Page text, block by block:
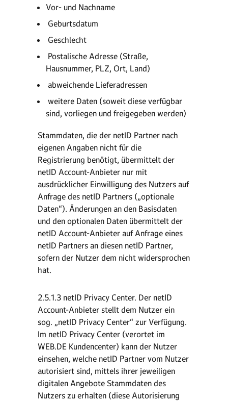
­Vor- und Nachname
­ Geburtsdatum
­ Geschlecht
­ Postalische Adresse (Straße,
Hausnummer, PLZ, Ort, Land)
­ abweichende Lieferadressen
­ weitere Daten (soweit diese verfügbar
sind, vorliegen und freigegeben werden)
Stammdaten, die der netID Partner nach
eigenen Angaben nicht für die
Registrierung benötigt, übermittelt der
netID Account-Anbieter nur mit
ausdrücklicher Einwilligung des Nutzers auf
Anfrage des netID Partners („optionale
Daten“). Änderungen an den Basisdaten
und den optionalen Daten übermittelt der
netID Account-Anbieter auf Anfrage eines
netID Partners an diesen netID Partner,
sofern der Nutzer dem nicht widersprochen
hat.
2.5.1.3 netID Privacy Center. Der netID
Account-Anbieter stellt dem Nutzer ein
sog. „netID Privacy Center“ zur Verfügung.
Im netID Privacy Center (verortet im
WEB.DE Kundencenter) kann der Nutzer
einsehen, welche netID Partner vom Nutzer
autorisiert sind, mittels ihrer jeweiligen
digitalen Angebote Stammdaten des
Nutzers zu erhalten (diese Autorisierung